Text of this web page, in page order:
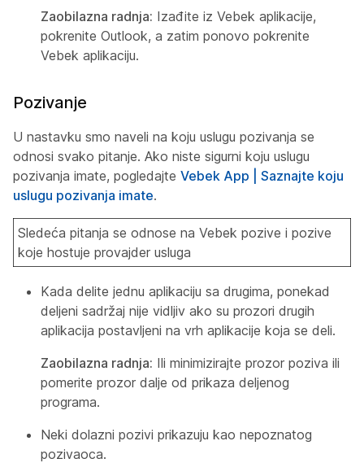
Zaobilazna radnja: Izađite iz Vebek aplikacije,
pokrenite Outlook, a zatim ponovo pokrenite
Vebek aplikaciju.
Pozivanje
U nastavku smo naveli na koju uslugu pozivanja se
odnosi svako pitanje. Ako niste sigurni koju uslugu
pozivanja imate, pogledajte Vebek App | Saznajte koju
uslugu pozivanja imate.
Sledeća pitanja se odnose na Vebek pozive i pozive
koje hostuje provajder usluga
Kada delite jednu aplikaciju sa drugima, ponekad
deljeni sadržaj nije vidljiv ako su prozori drugih
aplikacija postavljeni na vrh aplikacije koja se deli.
Zaobilazna radnja: Ili minimizirajte prozor poziva ili
pomerite prozor dalje od prikaza deljenog
programa.
Neki dolazni pozivi prikazuju kao nepoznatog
pozivaoca.